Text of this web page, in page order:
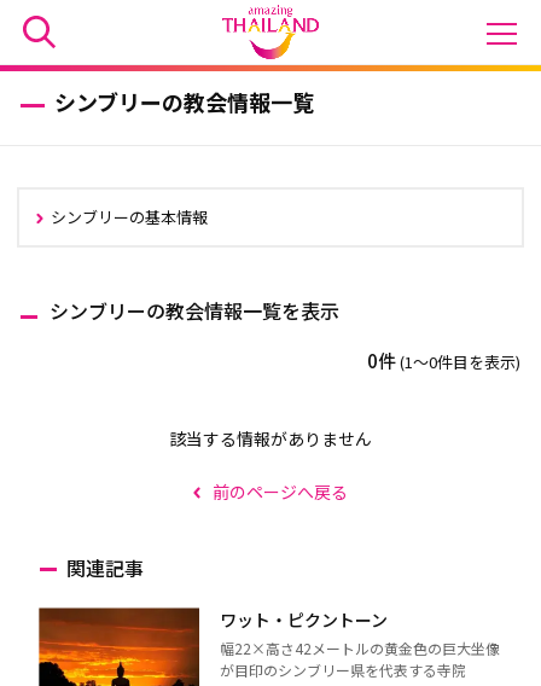
シンブリーの教会情報一覧
シンブリーの基本情報
シンブリーの教会情報一覧を表示
0件(1〜0件目を表示)
該当する情報がありません
前のページへ戻る
関連記事
ワット・ピクントーン
幅22×高さ42メートルの黄金色の巨大坐像
が目印のシンブリー県を代表する寺院